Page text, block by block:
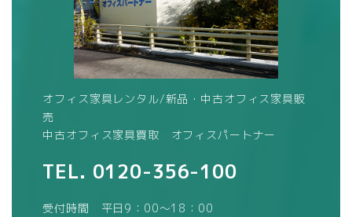
オフィス家具レンタル/新品・中古オフィス家具販
売
中古オフィス家具買取 オフィスパートナー
TEL. 0120-356-100
受付時間 平日9：00～18：00